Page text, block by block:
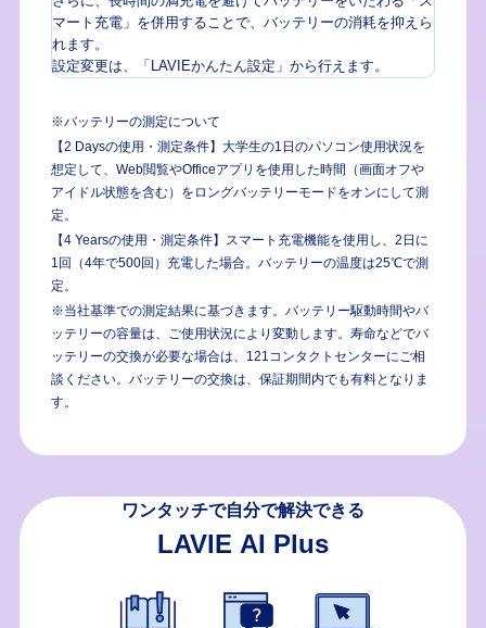
マート充電」を併用することで、バッテリーの消耗を抑えら
れます。
設定変更は、「LAVIEかんたん設定」から行えます。
※バッテリーの測定について
【2 Daysの使用・測定条件】大学生の1日のパソコン使用状況を
想定して、Web閲覧やOfficeアプリを使用した時間（画面オフや
アイドル状態を含む）をロングバッテリーモードをオンにして測
定。
【4 Yearsの使用・測定条件】スマート充電機能を使用し、2日に
1回（4年で500回）充電した場合。バッテリーの温度は25℃で測
定。
※当社基準での測定結果に基づきます。バッテリー駆動時間やバ
ッテリーの容量は、ご使用状況により変動します。寿命などでバ
ッテリーの交換が必要な場合は、121コンタクトセンターにご相
談ください。バッテリーの交換は、保証期間内でも有料となりま
す。
ワンタッチで自分で解決できる
LAVIE AI Plus